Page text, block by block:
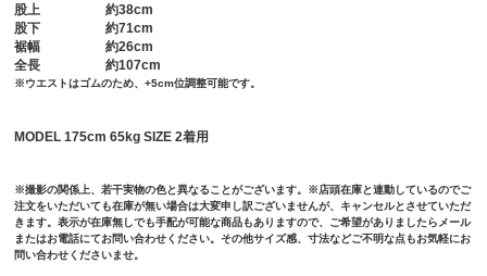
股上 約38cm
股下 約71cm
裾幅 約26cm
全長 約107cm
※ウエストはゴムのため、+5cm位調整可能です。
MODEL 175cm 65kg SIZE 2着用
※撮影の関係上、若干実物の色と異なることがございます。※店頭在庫と連動しているのでご
注文をいただいても在庫が無い場合は大変申し訳ございませんが、キャンセルとさせていただ
きます。表示が在庫無しでも手配が可能な商品もありますので、ご希望がありましたらメール
またはお電話にてお問い合わせください。その他サイズ感、寸法などご不明な点もお気軽にお
問い合わせくださいませ。